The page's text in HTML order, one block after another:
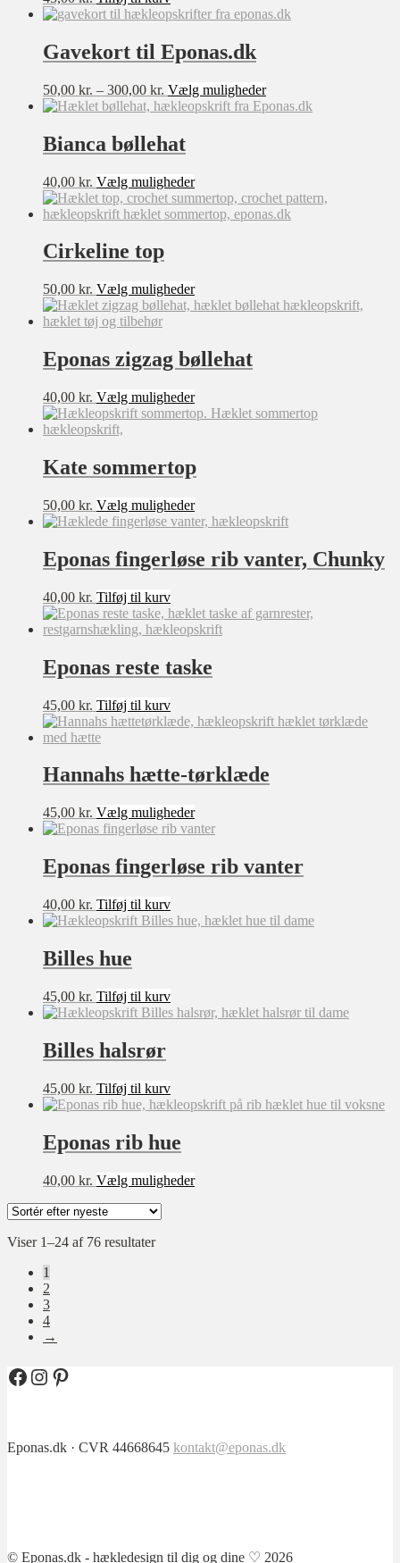
på
Gavekort til Eponas.dk
50,00 kr. – 300,00 kr. Prisinterval:
50,00 kr.
300,00 kr.
Vælg mulighederDette
vare
vælges
på
Bianca bøllehat
40,00 kr. Vælg mulighederDette
vare
har
vælges
på
Cirkeline top
50,00 kr. Vælg mulighederDette
vare
varianter.
Mulighederne
vælges
på
Eponas zigzag bøllehat
40,00 kr. Vælg mulighederDette
vare
Mulighederne
vælges
på
Kate sommertop
50,00 kr. Vælg mulighederDette
vare
varianter.
vælges
på
Eponas fingerløse rib vanter, Chunky
40,00 kr. Tilføj til kurv
Eponas reste taske
45,00 kr. Tilføj til kurv
Hannahs hætte-tørklæde
45,00 kr. Vælg mulighederDette
vare
varianter.
vælges
Eponas fingerløse rib vanter
40,00 kr. Tilføj til kurv
Billes hue
45,00 kr. Tilføj til kurv
Billes halsrør
45,00 kr. Tilføj til kurv
Eponas rib hue
40,00 kr. Vælg mulighederDette
Viser 1–24 af 76 resultaterSorteret
1
2
3
4
→
Facebook
Instagram
Pinterest
Eponas.dk · CVR 44668645 kontakt@eponas.dk
© Eponas.dk - hækledesign til dig og dine ♡ 2026